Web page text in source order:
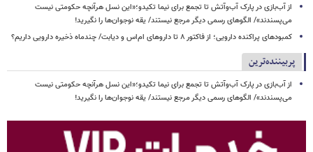
از آب‌بازی در پارک آب‌وآتش تا تجمع برای نیما تکیدو؛«این نسل هرآنچه حکومتی نیست
می‌پسندند»/ الگوهای رسمی دیگر مرجع نیستند/ یقه نوجوان‌ها را نگیرید!
کمبودهای پراکنده دارویی؛ از فاکتور ۸ تا داروهای ام‌اس و دیابت/ چندماه ذخیره دارویی داریم؟
پربیننده‌ترین
از آب‌بازی در پارک آب‌وآتش تا تجمع برای نیما تکیدو؛«این نسل هرآنچه حکومتی نیست
می‌پسندند»/ الگوهای رسمی دیگر مرجع نیستند/ یقه نوجوان‌ها را نگیرید!